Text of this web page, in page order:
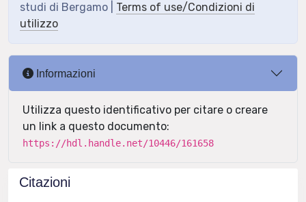
studi di Bergamo | Terms of use/Condizioni di
utilizzo
Informazioni
Utilizza questo identificativo per citare o creare
un link a questo documento:
https://hdl.handle.net/10446/161658
Citazioni